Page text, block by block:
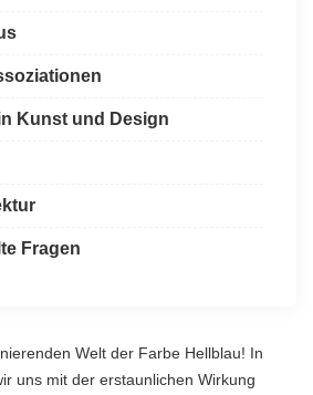
Kunst und Design
Fragen
Welt der Farbe Hellblau! In
uns mit der erstaunlichen Wirkung